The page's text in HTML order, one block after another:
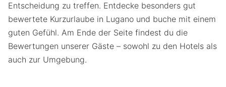
Entscheidung zu treffen. Entdecke besonders gut
bewertete Kurzurlaube in Lugano und buche mit einem
guten Gefühl. Am Ende der Seite findest du die
Bewertungen unserer Gäste – sowohl zu den Hotels als
auch zur Umgebung.